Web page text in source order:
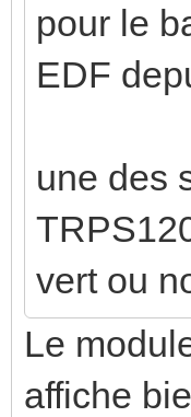
pour le
EDF
une des
vert ou
Le
affiche